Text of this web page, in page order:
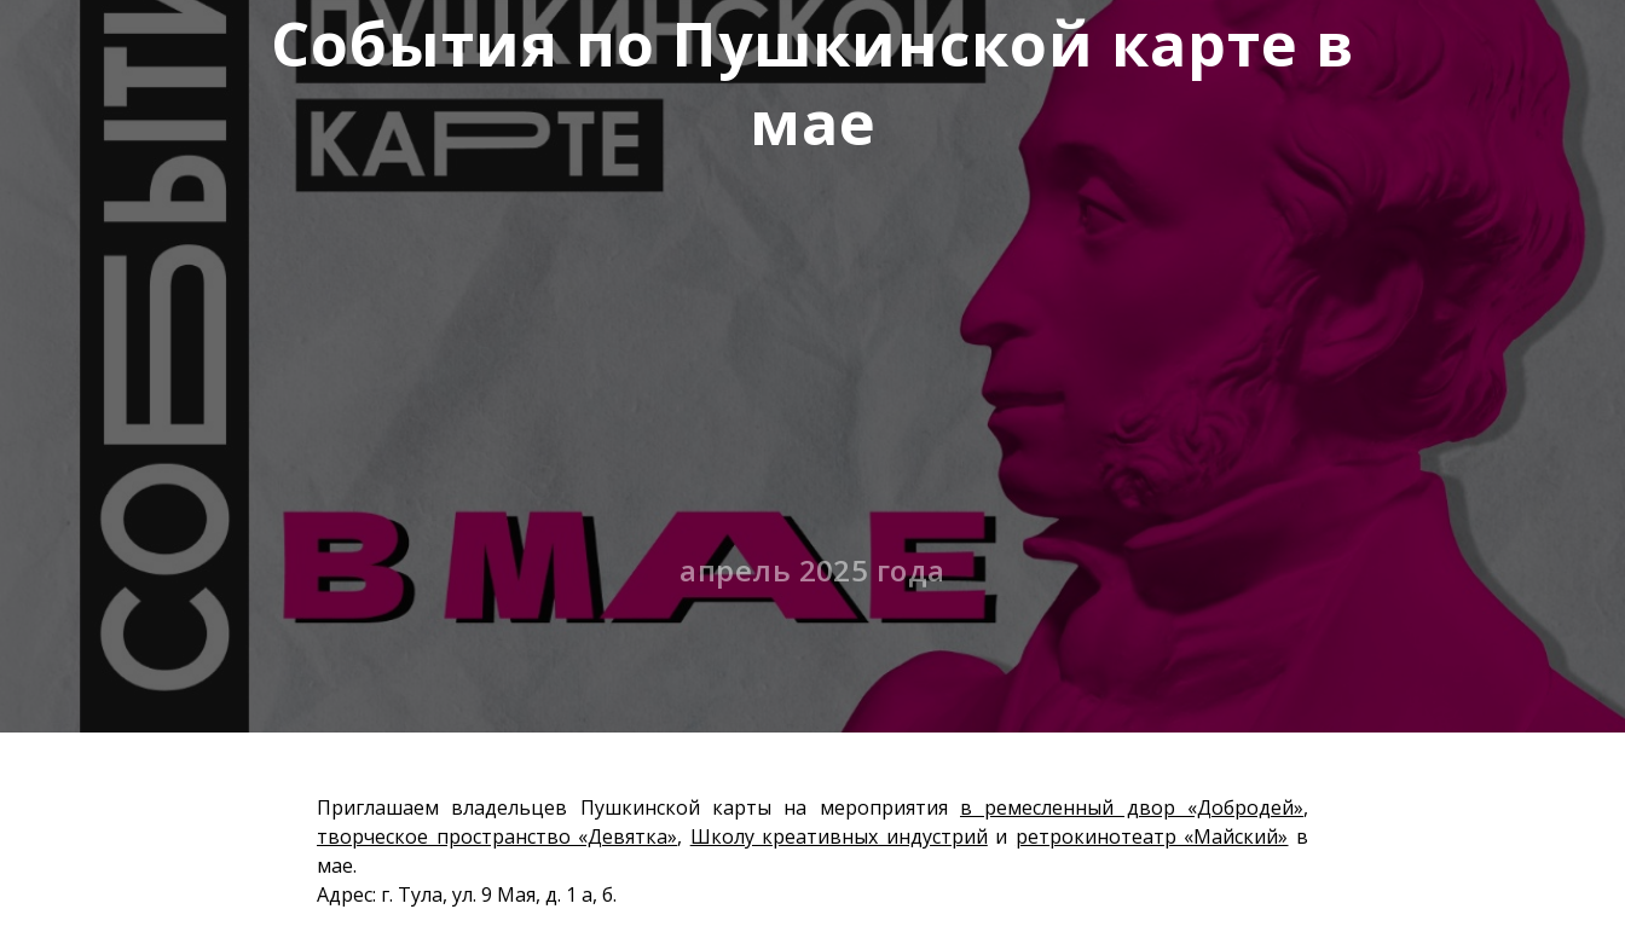
апрель 2025 года
События по Пушкинской карте в
мае
Приглашаем владельцев Пушкинской карты на мероприятия в ремесленный двор «Добродей»,
творческое пространство «Девятка», Школу креативных индустрий и ретрокинотеатр «Майский» в
мае.
Адрес: г. Тула, ул. 9 Мая, д. 1 а, б.